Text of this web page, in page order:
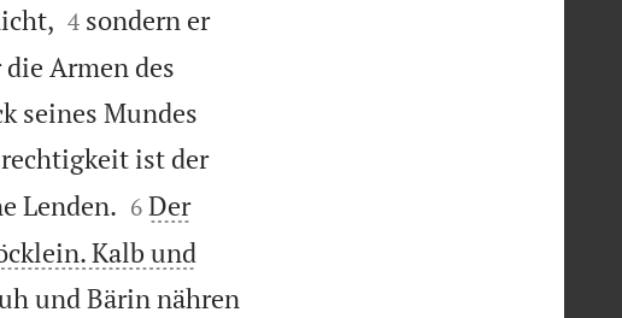

4 sondern er
Armen des
seines Mundes
ist der
Lenden.
6 Der
Kalb und
und Bärin nähren